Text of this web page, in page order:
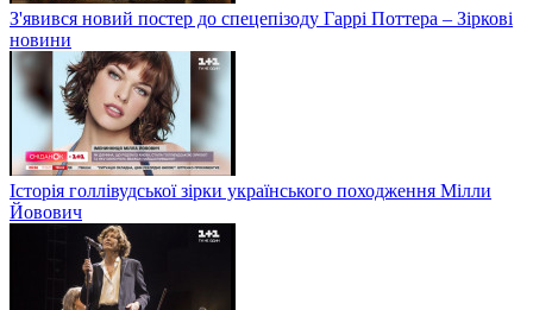
З'явився новий постер до спецепізоду Гаррі Поттера – Зіркові
новини
Історія голлівудської зірки українського походження Мілли
Йовович